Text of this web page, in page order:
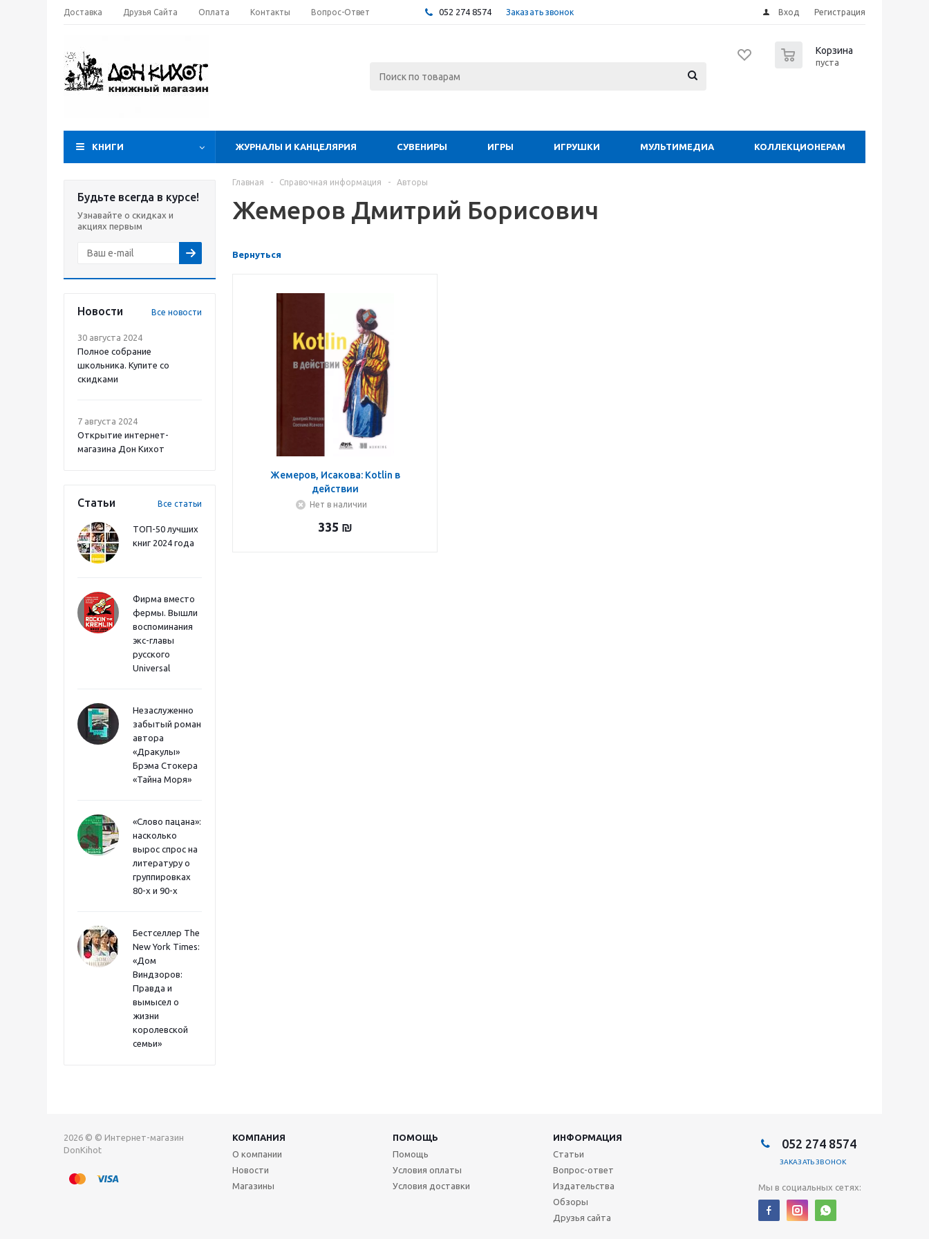
Доставка Друзья Сайта Оплата Контакты Вопрос-Ответ 052 274 8574 Заказать звонок Вход Регистрация
Корзина
пуста
КНИГИ ЖУРНАЛЫ И КАНЦЕЛЯРИЯ СУВЕНИРЫ ИГРЫ ИГРУШКИ МУЛЬТИМЕДИА КОЛЛЕКЦИОНЕРАМ
Будьте всегда в курсе!
Узнавайте о скидках и
акциях первым
Новости Все новости
30 августа 2024
Полное собрание
школьника. Купите со
скидками
7 августа 2024
Открытие интернет-
магазина Дон Кихот
Статьи Все статьи
ТОП-50 лучших
книг 2024 года
Фирма вместо
фермы. Вышли
воспоминания
экс-главы
русского
Universal
Незаслуженно
забытый роман
автора
«Дракулы»
Брэма Стокера
«Тайна Моря»
«Слово пацана»:
насколько
вырос спрос на
литературу о
группировках
80-х и 90-х
Бестселлер The
New York Times:
«Дом
Виндзоров:
Правда и
вымысел о
жизни
королевской
семьи»
Главная - Справочная информация - Авторы
Жемеров Дмитрий Борисович
Вернуться
Жемеров, Исакова: Kotlin в
действии
Нет в наличии
335 ₪
2026 © © Интернет-магазин
DonKihot
КОМПАНИЯ ПОМОЩЬ
ИНФОРМАЦИЯ
О компании
Новости
Магазины
Помощь
Условия оплаты
Условия доставки
Статьи
Вопрос-ответ
Издательства
Обзоры
Друзья сайта
052 274 8574
ЗАКАЗАТЬ ЗВОНОК
Мы в социальных сетях: